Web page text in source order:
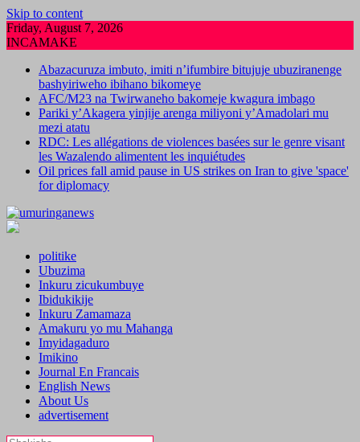
Skip to content
Friday, August 7, 2026
INCAMAKE
Abazacuruza imbuto, imiti n’ifumbire bitujuje ubuziranenge
bashyiriweho ibihano bikomeye
AFC/M23 na Twirwaneho bakomeje kwagura imbago
Pariki y’Akagera yinjije arenga miliyoni y’Amadolari mu
mezi atatu
RDC: Les allégations de violences basées sur le genre visant
les Wazalendo alimentent les inquiétudes
Oil prices fall amid pause in US strikes on Iran to give 'space'
for diplomacy
politike
Ubuzima
Inkuru zicukumbuye
Ibidukikije
Inkuru Zamamaza
Amakuru yo mu Mahanga
Imyidagaduro
Imikino
Journal En Francais
English News
About Us
advertisement